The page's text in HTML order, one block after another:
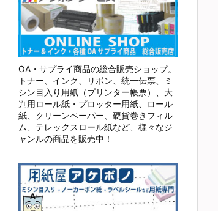
OA・サプライ商品の総合販売ショップ。
トナー、インク、リボン、統一伝票、ミ
シン目入り用紙（プリンター帳票）、大
判用ロール紙・プロッター用紙、ロール
紙、クリーンペーパー、硬貨巻きフィル
ム、テレックスロール紙など、様々なジ
ャンルの商品を販売中！